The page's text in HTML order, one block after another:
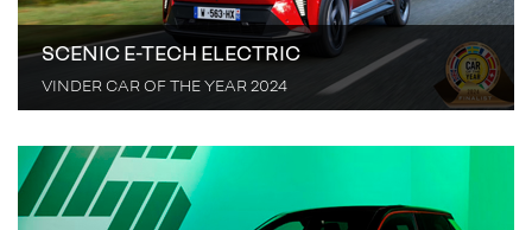
SCENIC E-TECH ELECTRIC
VINDER CAR OF THE YEAR 2024